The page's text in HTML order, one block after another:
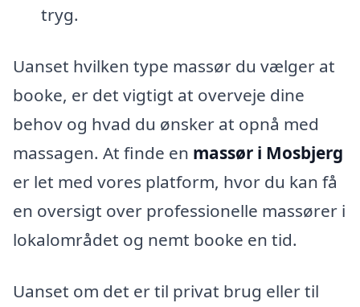
tryg.
Uanset hvilken type massør du vælger at
booke, er det vigtigt at overveje dine
behov og hvad du ønsker at opnå med
massagen. At finde en massør i Mosbjerg
er let med vores platform, hvor du kan få
en oversigt over professionelle massører i
lokalområdet og nemt booke en tid.
Uanset om det er til privat brug eller til